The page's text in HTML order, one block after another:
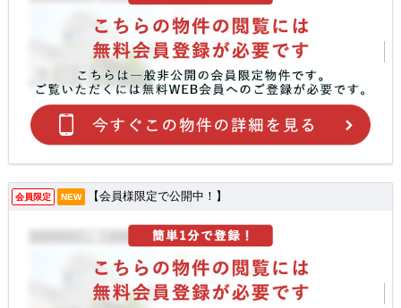
会員限定 NEW 【会員様限定で公開中！】